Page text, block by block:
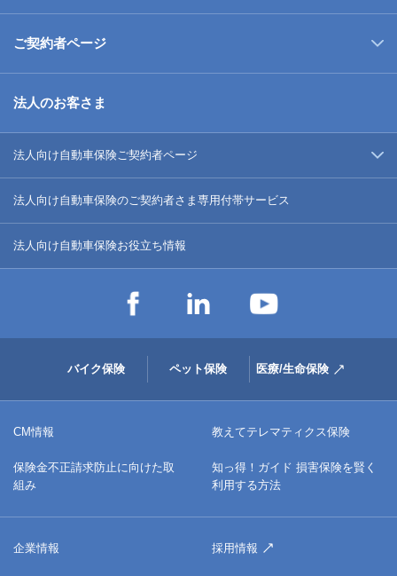
ご契約者ページ
法人のお客さま
法人向け自動車保険ご契約者ページ
法人向け自動車保険のご契約者さま専用付帯サービス
法人向け自動車保険お役立ち情報
バイク保険 ペット保険 医療/生命保険
CM情報 教えてテレマティクス保険
保険金不正請求防止に向けた取
組み
知っ得！ガイド 損害保険を賢く
利用する方法
企業情報 採用情報